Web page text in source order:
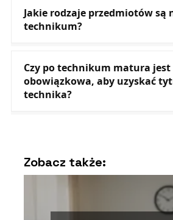
Jakie rodzaje przedmiotów są
technikum?
Czy po technikum matura jest
obowiązkowa, aby uzyskać
technika?
Zobacz także: